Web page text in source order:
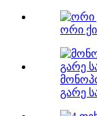
ორი
გარე